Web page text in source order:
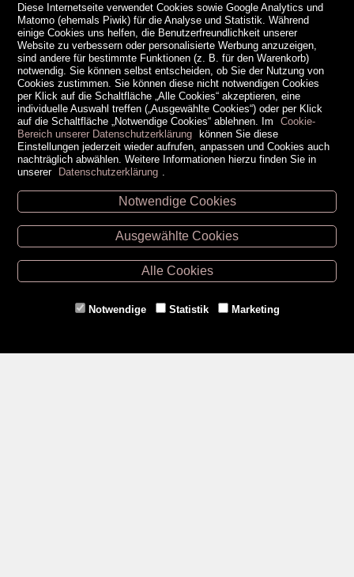
Unsere Öffnungszeiten
Retz -02942/20433
Hollabrunn -02952/30057
Eggenburg -02984/3836
Gmünd -
Diese Internetseite verwendet Cookies sowie Google Analytics und
Matomo (ehemals Piwik) für die Analyse und Statistik. Während
einige Cookies uns helfen, die Benutzerfreundlichkeit unserer
Website zu verbessern oder personalisierte Werbung anzuzeigen,
sind andere für bestimmte Funktionen (z. B. für den Warenkorb)
notwendig. Sie können selbst entscheiden, ob Sie der Nutzung von
Cookies zustimmen. Sie können diese nicht notwendigen Cookies
per Klick auf die Schaltfläche „Alle Cookies“ akzeptieren, eine
individuelle Auswahl treffen („Ausgewählte Cookies“) oder per Klick
auf die Schaltfläche „Notwendige Cookies“ ablehnen. Im
Cookie-
Bereich unserer Datenschutzerklärung können Sie diese
Einstellungen jederzeit wieder aufrufen, anpassen und Cookies auch
nachträglich abwählen. Weitere Informationen hierzu finden Sie in
unserer Datenschutzerklärung
Notwendige Cookies
Ausgewählte Cookies
Alle Cookies
Notwendige Statistik Marketing